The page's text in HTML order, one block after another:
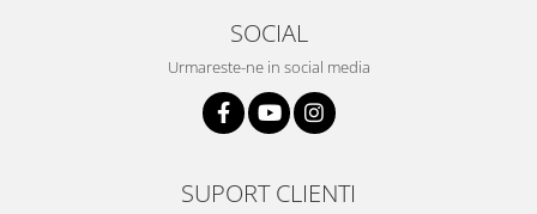
SOCIAL
Urmareste-ne in social media
SUPORT CLIENTI